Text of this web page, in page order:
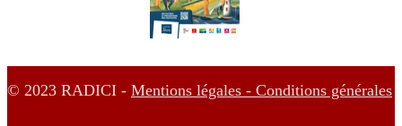
© 2023 RADICI - Mentions légales - Conditions générales